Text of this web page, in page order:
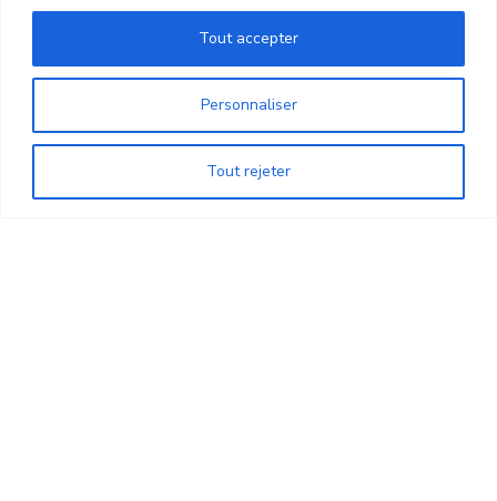
Personnaliser
Tout rejeter
Tout accepter